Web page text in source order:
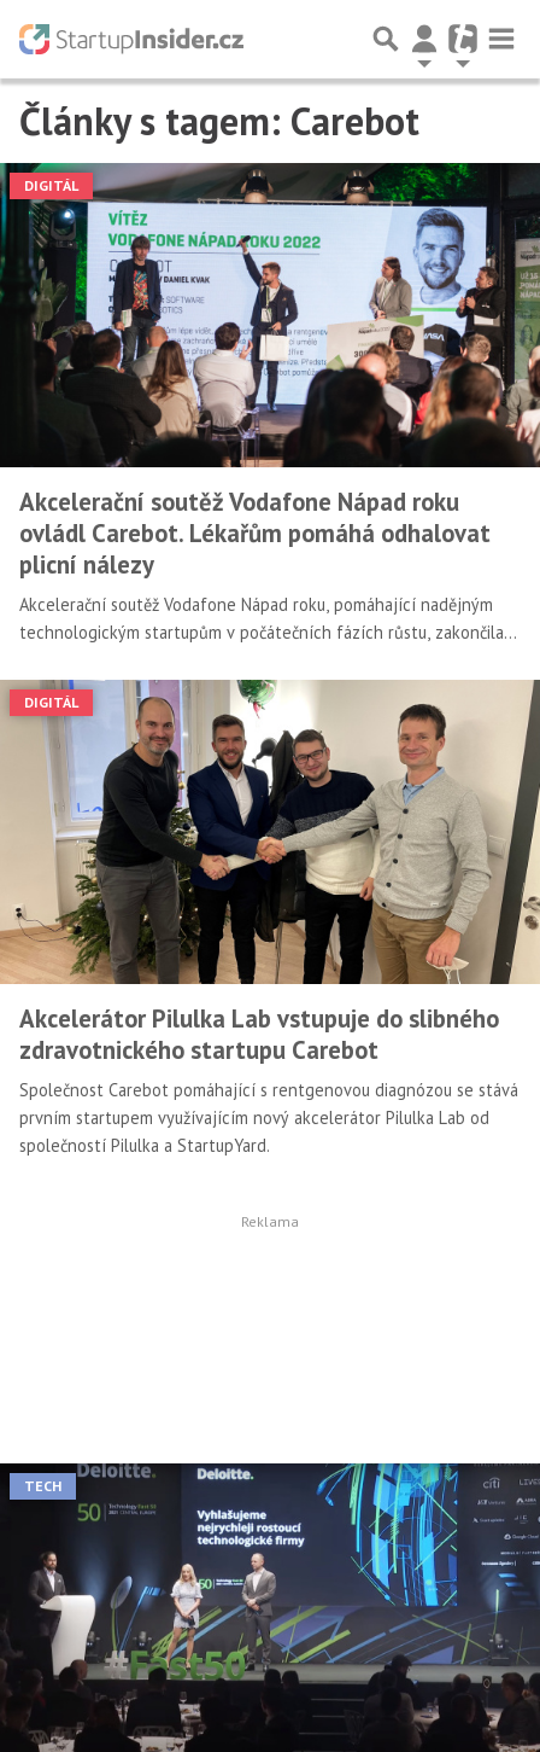
Články s tagem: Carebot
DIGITÁL
Akcelerační soutěž Vodafone Nápad roku
ovládl Carebot. Lékařům pomáhá odhalovat
plicní nálezy
Akcelerační soutěž Vodafone Nápad roku, pomáhající nadějným
technologickým startupům v počátečních fázích růstu, zakončila
v němž byly rozděleny ceny v hodnotě 6,5 milionu korun. Na
prvním místě se umístil startup Carebot a ze slavnostního
vyhlášení výsledků si odnesl ceny Vodafone Nápad roku 2022 a
Profinit Technologický projekt roku.
DIGITÁL
Akcelerátor Pilulka Lab vstupuje do slibného
zdravotnického startupu Carebot
Společnost Carebot pomáhající s rentgenovou diagnózou se stává
prvním startupem využívajícím nový akcelerátor Pilulka Lab od
společností Pilulka a StartupYard.
TECH